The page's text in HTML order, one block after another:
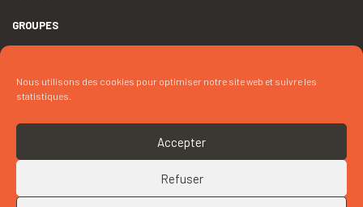
Nous utilisons des cookies pour optimiser notre site web et suivre les
statistiques.
Accepter
Refuser
GROUPES
DÉCLARATION D’ACCESSIBILITÉ
CRÉDITS
COOKIES
RETOUR EN HAUT